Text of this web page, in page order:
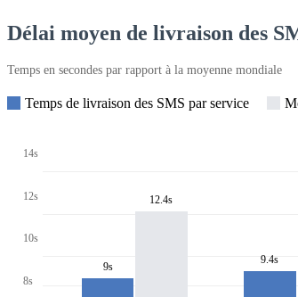
Délai moyen de livraison des
Temps en secondes par rapport à la moyenne mondiale
Temps de livraison des SMS par service
14s
12s
10s
8s
9s
12.4s
9.4s